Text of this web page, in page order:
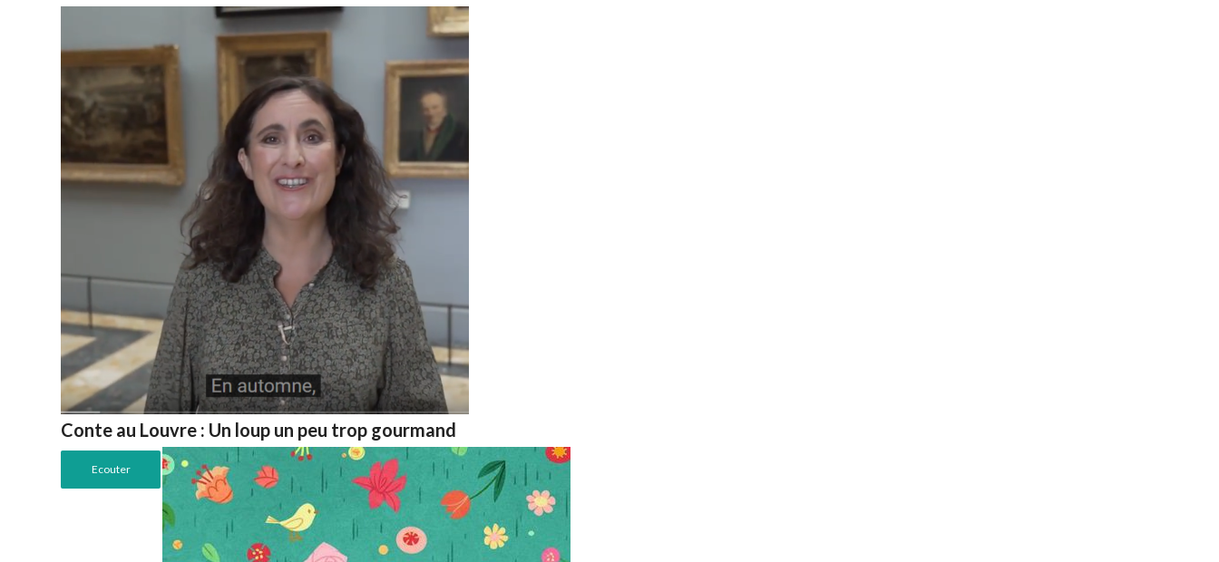
Conte au Louvre : Un loup un peu trop gourmand
Ecouter